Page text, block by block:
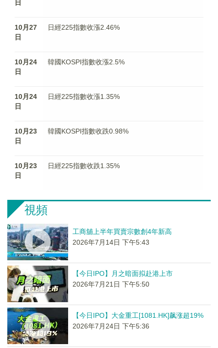
日
10月27
日
日經225指數收漲2.46%
10月24
日
韓國KOSPI指數收漲2.5%
10月24
日
日經225指數收漲1.35%
10月23
日
韓國KOSPI指數收跌0.98%
10月23
日
日經225指數收跌1.35%
視頻
工商舖上半年買賣宗數創4年新高
2026年7月14日 下午5:43
【今日IPO】月之暗面拟赴港上市
2026年7月21日 下午5:50
【今日IPO】大金重工[1081.HK]飙涨超19%
2026年7月24日 下午5:36